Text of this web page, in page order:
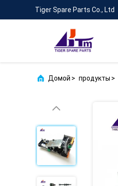
Tiger Spare Parts Co., Ltd
Домой > продукты >